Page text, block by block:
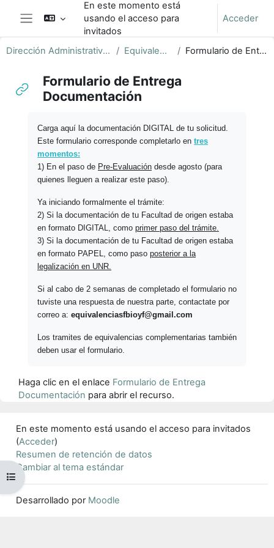
Salta al contenido principalEn este momento está
usando el acceso para
invitados
Acceder
Abrir índice del curso
Dirección Administrativa de Alumnado y Títulos Equivalencias Externas Formulario de Entrega Documentación
Formulario de Entrega
Documentación
Carga aquí la documentación DIGITAL de tu solicitud.
Este formulario corresponde completarlo en tres
momentos:
1) En el paso de Pre-Evaluación desde agosto (para
quienes lleguen a realizar este paso).
Ya iniciando formalmente el trámite:
2) Si la documentación de tu Facultad de origen estaba
en formato DIGITAL, como primer paso del trámite.
3) Si la documentación de tu Facultad de origen estaba
en formato PAPEL, como paso posterior a la
legalización en UNR.
Si al cabo de 2 semanas de completado el formulario no
tuviste una respuesta de nuestra parte, contactate por
correo a: equivalenciasfbioyf@gmail.com
Los tramites de equivalencias complementarias también
deben usar el formulario.
Haga clic en el enlace Formulario de Entrega
Documentación para abrir el recurso.
En este momento está usando el acceso para invitados
(Acceder)
Resumen de retención de datos
Cambiar al tema estándar
Desarrollado por Moodle